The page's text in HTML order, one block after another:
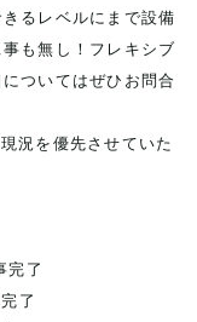
るレベルにまで設備
も無し！フレキシブ
ついてはぜひお問合
況を優先させていた
完了
了